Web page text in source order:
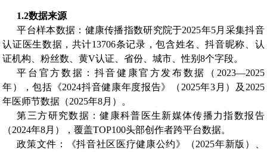
1.2数据来源
平台样本数据：健康传播指数研究院于2025年5月采集抖音
认证医生数据，共计13706条记录，包含姓名、抖音昵称、认
证机构、粉丝数、黄V认证、省份、城市、性别8个字段。
平台官方数据：抖音健康官方发布数据（2023—2025
年），包括《2024抖音健康年度报告》（2025年3月）及2025
年医师节数据（2025年8月）。
第三方研究数据：健康科普医生新媒体传播力指数报告
（2024年8月），覆盖TOP100头部创作者跨平台数据。
政策文件：《抖音社区医疗健康公约》（2025年新版）、